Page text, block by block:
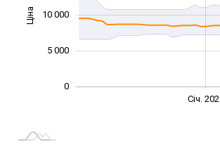
Ціна 10 000
0
5 000
10 000
Січ.